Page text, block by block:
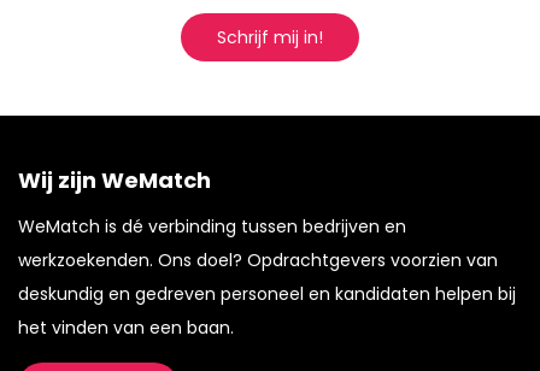
Schrijf mij in!
Wij zijn WeMatch
WeMatch is dé verbinding tussen bedrijven en
werkzoekenden. Ons doel? Opdrachtgevers voorzien van
deskundig en gedreven personeel en kandidaten helpen bij
het vinden van een baan.